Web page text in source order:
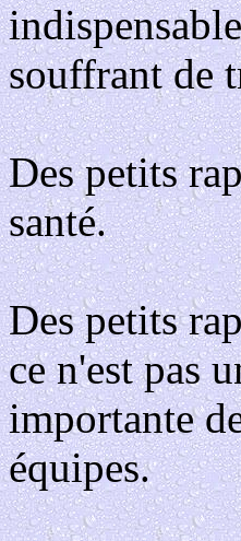
souffrant de
Des petits
santé.
Des petits
ce n'est pas
importante
équipes.